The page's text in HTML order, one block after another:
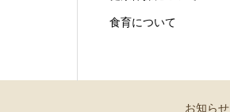
食育について
お知らせ